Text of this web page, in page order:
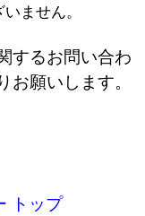
ません。
するお問い合わ
お願いします。
トップ